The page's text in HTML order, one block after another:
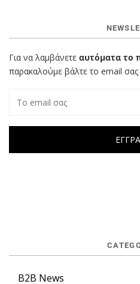
Για να λαμβάνετε αυτόματα το
παρακαλούμε βάλτε το email
B2B News